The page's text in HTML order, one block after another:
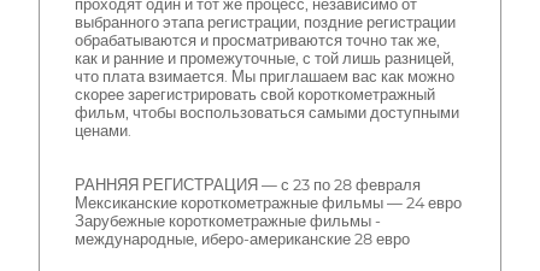
проходят один и тот же процесс, независимо от
выбранного этапа регистрации, поздние регистрации
обрабатываются и просматриваются точно так же,
как и ранние и промежуточные, с той лишь разницей,
что плата взимается. Мы приглашаем вас как можно
скорее зарегистрировать свой короткометражный
фильм, чтобы воспользоваться самыми доступными
ценами.
РАННЯЯ РЕГИСТРАЦИЯ — с 23 по 28 февраля
Мексиканские короткометражные фильмы — 24 евро
Зарубежные короткометражные фильмы -
международные, иберо-американские 28 евро